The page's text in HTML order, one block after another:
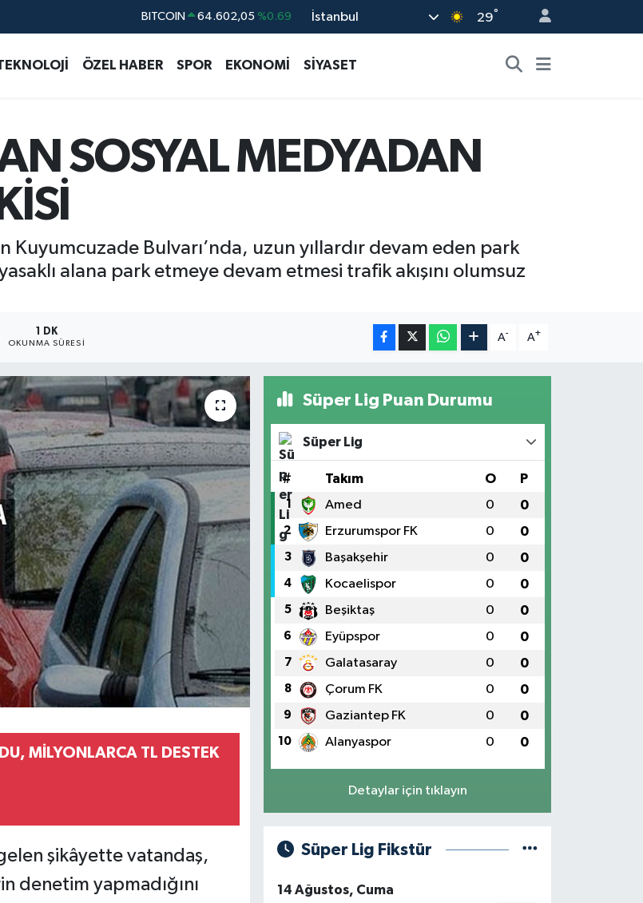
DOLAR 47,6006 %0.06
BITCOIN 64.602,05 %0.69
İstanbul 29°
ÖZEL HABER SPOR EKONOMİ SİYASET
SOSYAL MEDYADAN
Kuyumcuzade Bulvarı’nda, uzun yıllardır devam eden park
alana park etmeye devam etmesi trafik akışını olumsuz
1 DK
OKUNMA SÜRESI
A- A+
MİLYONLARCA TL DESTEK
şikâyette vatandaş,
denetim yapmadığını
Süper Lig Puan Durumu
Süper Lig
# Takım O P
1 Amed 0 0
2 Erzurumspor FK 0 0
3 Başakşehir 0 0
4 Kocaelispor 0 0
5 Beşiktaş 0 0
6 Eyüpspor 0 0
7 Galatasaray 0 0
8 Çorum FK 0 0
9 Gaziantep FK 0 0
10 Alanyaspor 0 0
Detaylar için tıklayın
Süper Lig Fikstür
14 Ağustos, Cuma